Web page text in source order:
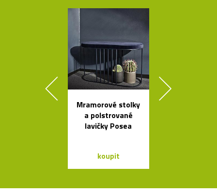
Mramorové stolky
a polstrované
lavičky Posea
koupit